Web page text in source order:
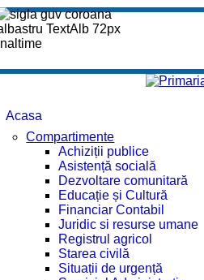
Acasa
Compartimente
Achiziții publice
Asistență socială
Dezvoltare comunitară
Educație și Cultură
Financiar Contabil
Juridic si resurse umane
Registrul agricol
Starea civilă
Situații de urgență